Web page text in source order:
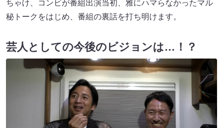
ちゃけ、コンビが番組出演当初、雅にハマらなかったマル
秘トークをはじめ、番組の裏話を打ち明けます。
芸人としての今後のビジョンは…！？